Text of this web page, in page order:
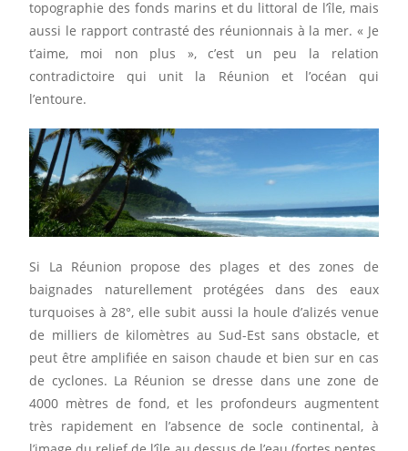
topographie des fonds marins et du littoral de l’île, mais
aussi le rapport contrasté des réunionnais à la mer. « Je
t’aime, moi non plus », c’est un peu la relation
contradictoire qui unit la Réunion et l’océan qui
l’entoure.
Si La Réunion propose des plages et des zones de
baignades naturellement protégées dans des eaux
turquoises à 28°, elle subit aussi la houle d’alizés venue
de milliers de kilomètres au Sud-Est sans obstacle, et
peut être amplifiée en saison chaude et bien sur en cas
de cyclones. La Réunion se dresse dans une zone de
4000 mètres de fond, et les profondeurs augmentent
très rapidement en l’absence de socle continental, à